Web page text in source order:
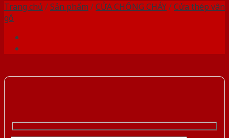
Trang chủ /Sản phẩm /CỬA CHỐNG CHÁY/Cửa thép vân
gỗ